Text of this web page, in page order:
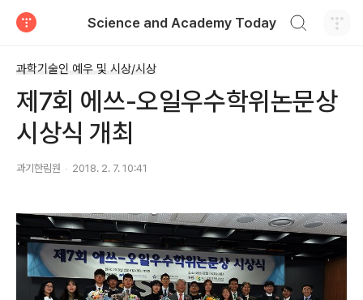
Science and Academy Today
과학기술인 예우 및 시상/시상
제7회 에쓰-오일우수학위논문상
시상식 개최
과기한림원 2018. 2. 7. 10:41